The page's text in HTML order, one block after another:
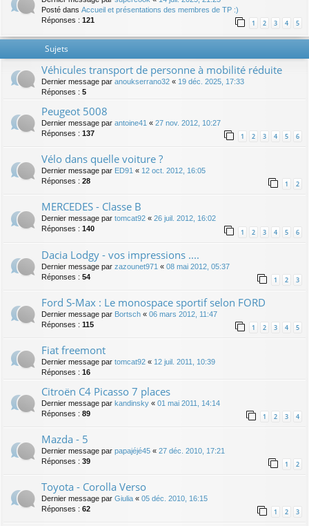
Posté dans Accueil et présentations des membres de TP :)
Réponses : 121 1 2 3 4 5
Sujets
Véhicules transport de personne à mobilité réduite
Dernier message par anoukserrano32 « 19 déc. 2025, 17:33
Réponses : 5
Peugeot 5008
Dernier message par antoine41 « 27 nov. 2012, 10:27
Réponses : 137 1 2 3 4 5 6
Vélo dans quelle voiture ?
Dernier message par ED91 « 12 oct. 2012, 16:05
Réponses : 28 1 2
MERCEDES - Classe B
Dernier message par tomcat92 « 26 juil. 2012, 16:02
Réponses : 140 1 2 3 4 5 6
Dacia Lodgy - vos impressions ....
Dernier message par zazounet971 « 08 mai 2012, 05:37
Réponses : 54 1 2 3
Ford S-Max : Le monospace sportif selon FORD
Dernier message par Bortsch « 06 mars 2012, 11:47
Réponses : 115 1 2 3 4 5
Fiat freemont
Dernier message par tomcat92 « 12 juil. 2011, 10:39
Réponses : 16
Citroën C4 Picasso 7 places
Dernier message par kandinsky « 01 mai 2011, 14:14
Réponses : 89 1 2 3 4
Mazda - 5
Dernier message par papajéjé45 « 27 déc. 2010, 17:21
Réponses : 39 1 2
Toyota - Corolla Verso
Dernier message par Giulia « 05 déc. 2010, 16:15
Réponses : 62 1 2 3